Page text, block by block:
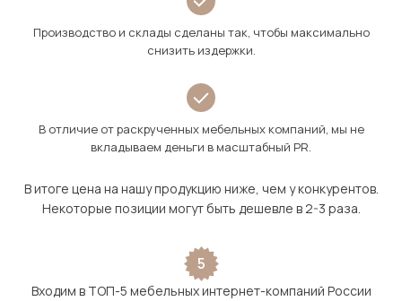
Производство и склады сделаны так, чтобы максимально
снизить издержки.
В отличие от раскрученных мебельных компаний, мы не
вкладываем деньги в масштабный PR.
В итоге цена на нашу продукцию ниже, чем у конкурентов.
Некоторые позиции могут быть дешевле в 2-3 раза.
5
Входим в ТОП-5 мебельных интернет-компаний России